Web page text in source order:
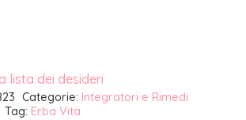
lista dei desideri
Categorie: Integratori e Rimedi
Tag: Erba Vita